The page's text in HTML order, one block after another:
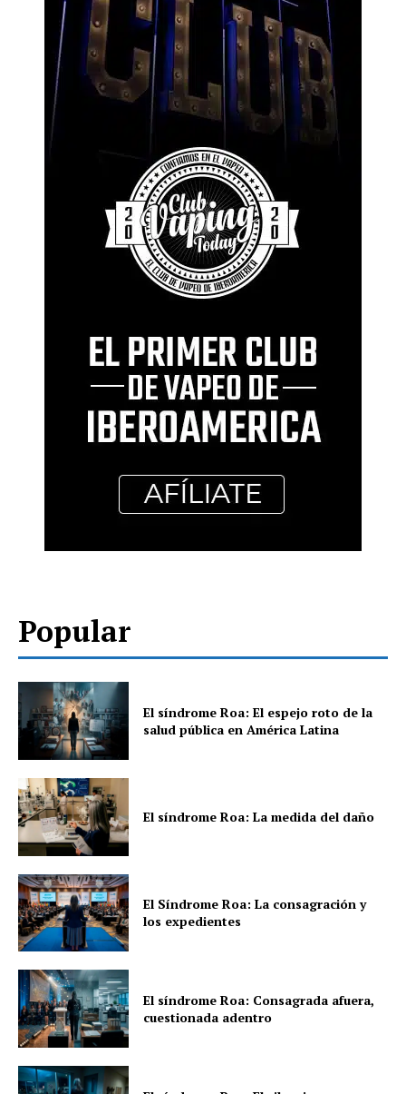
Popular
El síndrome Roa: El espejo roto de la
salud pública en América Latina
El síndrome Roa: La medida del daño
El Síndrome Roa: La consagración y
los expedientes
El síndrome Roa: Consagrada afuera,
cuestionada adentro